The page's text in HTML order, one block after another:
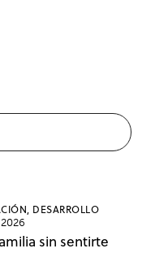
DESARROLLO
sin sentirte